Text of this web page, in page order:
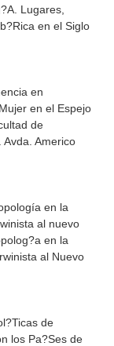
Lugares,
en el Siglo
en
en el Espejo
de
Americo
en la
al nuevo
en la
al Nuevo
de
los Pa?Ses de